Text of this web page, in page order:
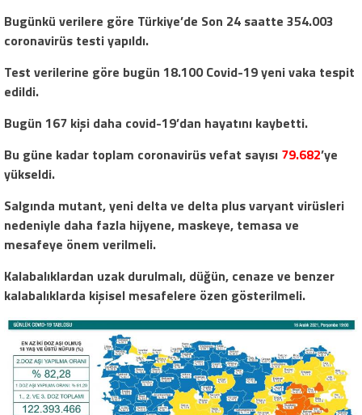
Bugünkü verilere göre Türkiye’de Son 24 saatte 354.003
coronavirüs testi yapıldı.
Test verilerine göre bugün 18.100 Covid-19 yeni vaka tespit
edildi.
Bugün 167 kişi daha covid-19’dan hayatını kaybetti.
Bu güne kadar toplam coronavirüs vefat sayısı 79.682’ye
yükseldi.
Salgında mutant, yeni delta ve delta plus varyant virüsleri
nedeniyle daha fazla hijyene, maskeye, temasa ve
mesafeye önem verilmeli.
Kalabalıklardan uzak durulmalı, düğün, cenaze ve benzer
kalabalıklarda kişisel mesafelere özen gösterilmeli.